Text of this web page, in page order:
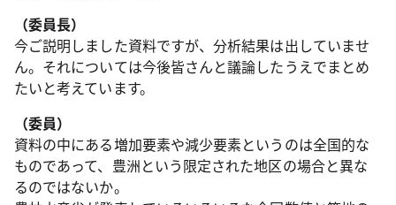
（委員長）
今ご説明しました資料ですが、分析結果は出していませ
ん。それについては今後皆さんと議論したうえでまとめ
たいと考えています。
（委員）
資料の中にある増加要素や減少要素というのは全国的な
ものであって、豊洲という限定された地区の場合と異な
るのではないか。